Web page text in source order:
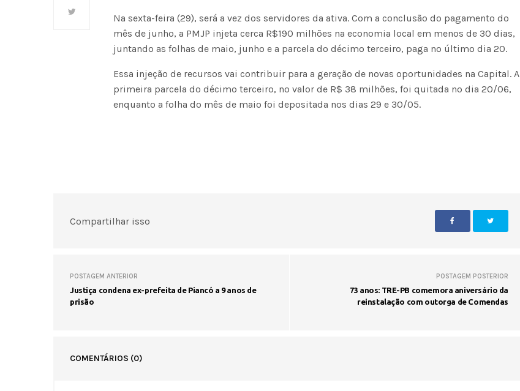
Na sexta-feira (29), será a vez dos servidores da ativa. Com a conclusão do pagamento do
mês de junho, a PMJP injeta cerca R$190 milhões na economia local em menos de 30 dias,
juntando as folhas de maio, junho e a parcela do décimo terceiro, paga no último dia 20.
Essa injeção de recursos vai contribuir para a geração de novas oportunidades na Capital. A
primeira parcela do décimo terceiro, no valor de R$ 38 milhões, foi quitada no dia 20/06,
enquanto a folha do mês de maio foi depositada nos dias 29 e 30/05.
Compartilhar isso
POSTAGEM ANTERIOR
Justiça condena ex-prefeita de Piancó a 9 anos de
prisão
POSTAGEM POSTERIOR
73 anos: TRE-PB comemora aniversário da
reinstalação com outorga de Comendas
COMENTÁRIOS (0)